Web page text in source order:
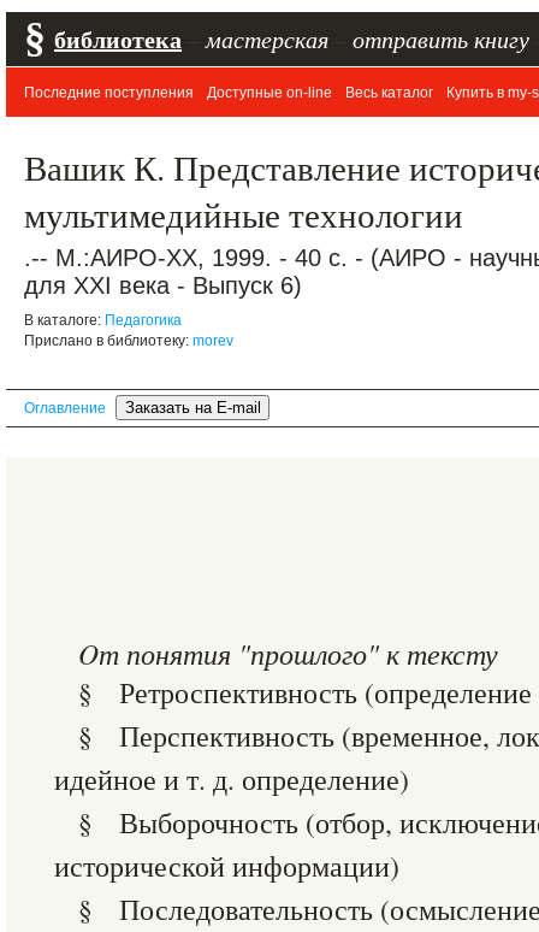
§ библиотека мастерская отправить книгу
Последние поступления Доступные on-line Весь каталог Купить в my-
Вашик К. Представление
мультимедийные технологии
.-- М.:АИРО-ХХ, 1999. - 40 с. - (АИРО -
для XXI века - Выпуск 6)
В каталоге: Педагогика
Прислано в библиотеку: morev
Оглавление
Oт понятия "прошлого" к тексту
§ Ретроспективность
§ Перспективность (временное,
идейное и т. д. определение)
§ Выборочность (отбор,
исторической информации)
§ Последовательность